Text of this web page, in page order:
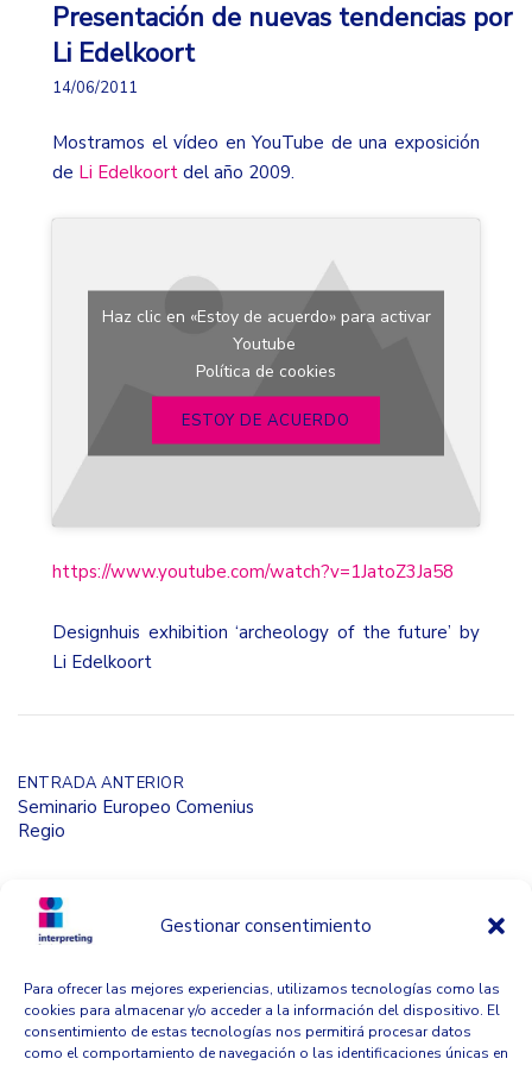
Gestionar consentimiento
Para ofrecer las mejores experiencias, utilizamos tecnologías como las
cookies para almacenar y/o acceder a la información del dispositivo. El
consentimiento de estas tecnologías nos permitirá procesar datos
como el comportamiento de navegación o las identificaciones únicas en
Presentación de nuevas tendencias por
Li Edelkoort
14/06/2011
Mostramos el vídeo en YouTube de una exposición
de Li Edelkoort del año 2009.
Haz clic en «Estoy de acuerdo» para activar
Youtube
Política de cookies
ESTOY DE ACUERDO
https://www.youtube.com/watch?v=1JatoZ3Ja58
Designhuis exhibition ‘archeology of the future’ by
Li Edelkoort
Navegación
de
entradas
ENTRADA ANTERIOR
Seminario Europeo Comenius
Regio
ENTRADA SIGUIENTE
I Congreso Internacional sobre
Género, Desarrollo y